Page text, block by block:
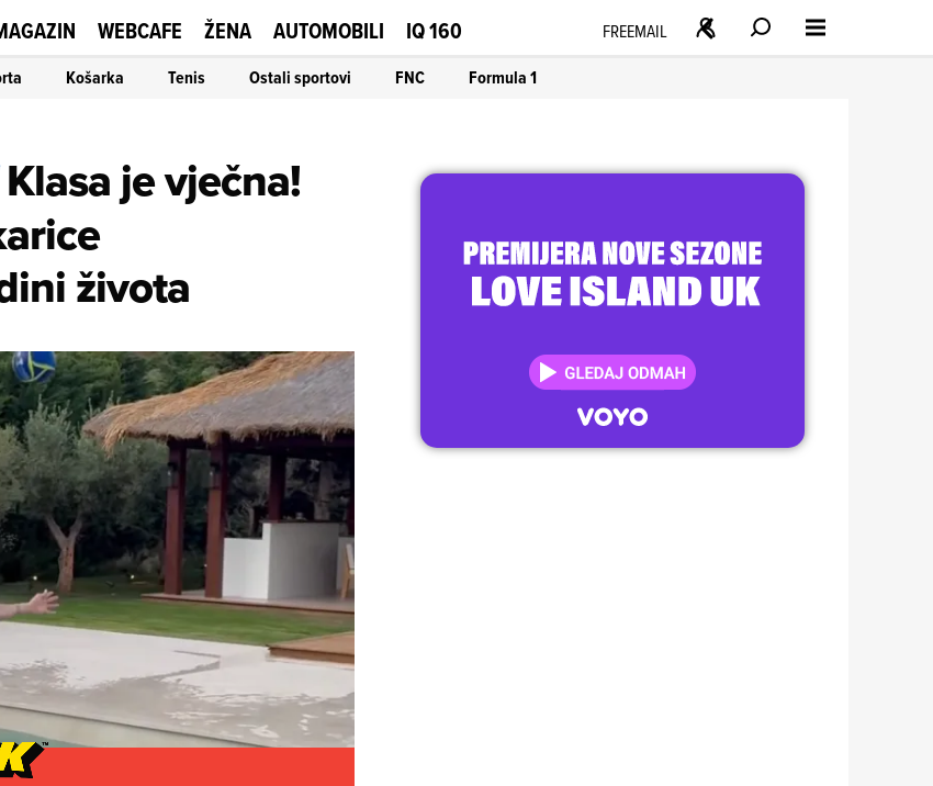
WEBCAFE ŽENA AUTOMOBILI IQ 160 FREEMAIL
Košarka Tenis Ostali sportovi FNC Formula 1
Klasa je vječna!
života